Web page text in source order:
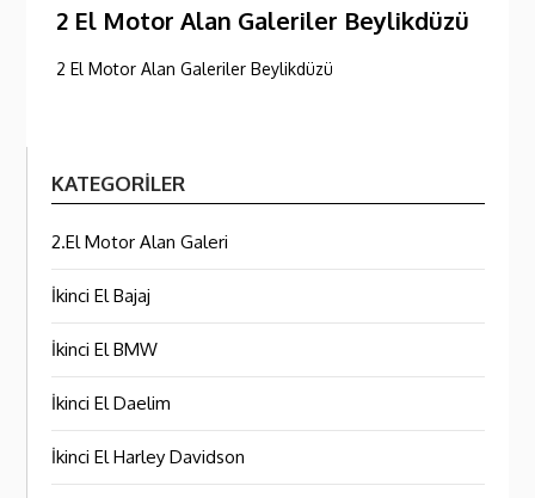
2 El Motor Alan Galeriler Beylikdüzü
2 El Motor Alan Galeriler Beylikdüzü
KATEGORILER
2.El Motor Alan Galeri
İkinci El Bajaj
İkinci El BMW
İkinci El Daelim
İkinci El Harley Davidson